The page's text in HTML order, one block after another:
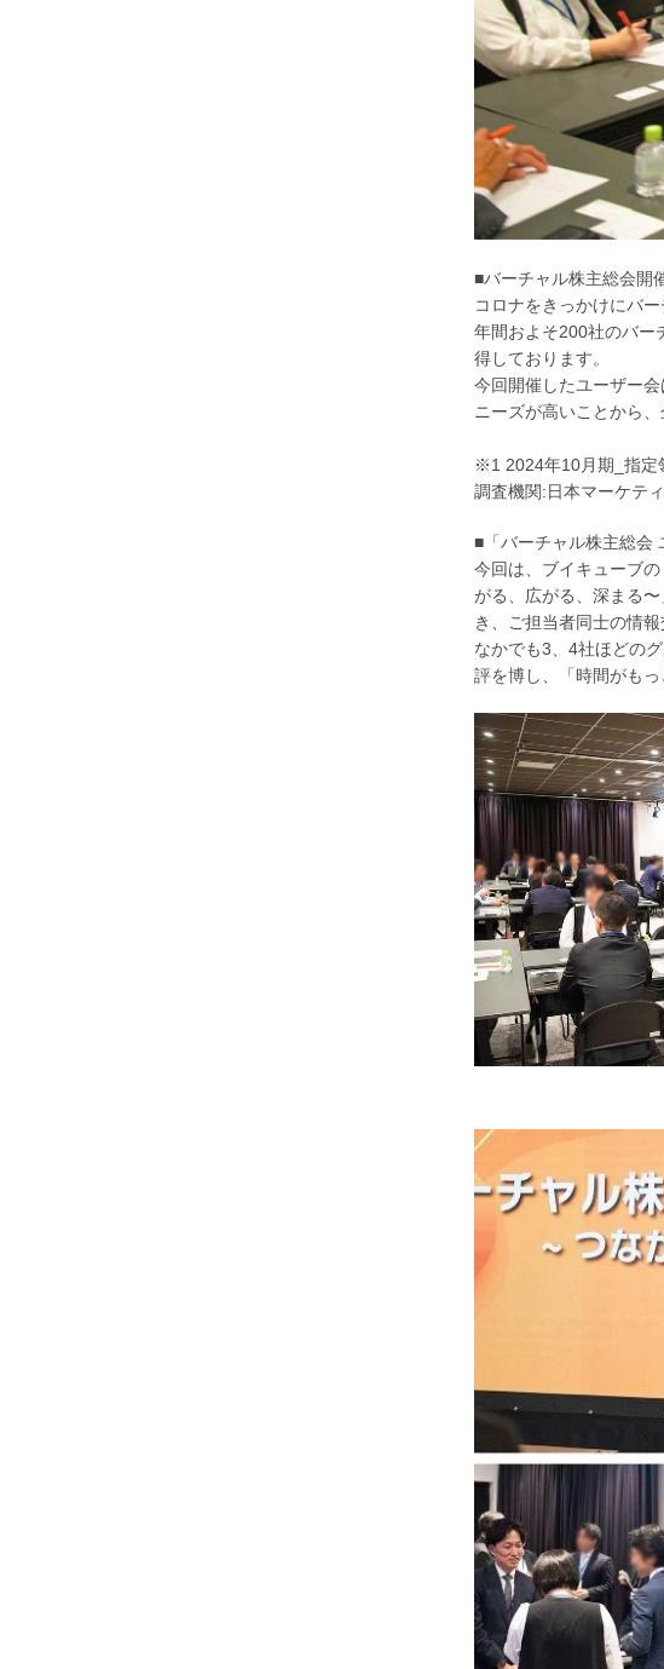
■バーチャル株主総会開
コロナをきっかけにバ
年間およそ200社のバー
得しております。
今回開催したユーザー
ニーズが高いことから、
※1 2024年10月期_指定
調査機関:日本マーケテ
■「バーチャル株主総会
今回は、ブイキューブ
がる、広がる、深まる
き、ご担当者同士の情
なかでも3、4社ほどの
評を博し、「時間がも